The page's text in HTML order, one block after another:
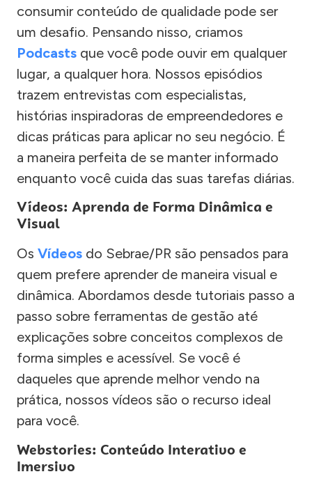
consumir conteúdo de qualidade pode ser
um desafio. Pensando nisso, criamos
Podcasts que você pode ouvir em qualquer
lugar, a qualquer hora. Nossos episódios
trazem entrevistas com especialistas,
histórias inspiradoras de empreendedores e
dicas práticas para aplicar no seu negócio. É
a maneira perfeita de se manter informado
enquanto você cuida das suas tarefas diárias.
Vídeos: Aprenda de Forma Dinâmica e
Visual
Os Vídeos do Sebrae/PR são pensados para
quem prefere aprender de maneira visual e
dinâmica. Abordamos desde tutoriais passo a
passo sobre ferramentas de gestão até
explicações sobre conceitos complexos de
forma simples e acessível. Se você é
daqueles que aprende melhor vendo na
prática, nossos vídeos são o recurso ideal
para você.
Webstories: Conteúdo Interativo e
Imersivo